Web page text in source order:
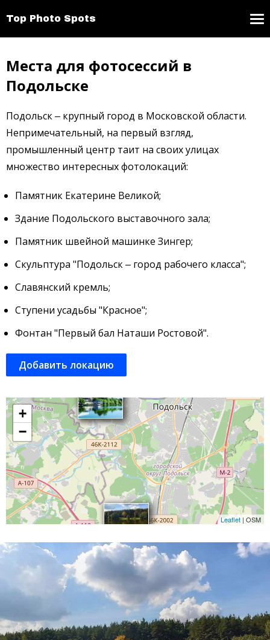
Top Photo Spots
Места для фотосессий в
Подольске
Подольск ‒ крупный город в Московской области.
Непримечательный, на первый взгляд,
промышленный центр таит на своих улицах
множество интересных фотолокаций:
Памятник Екатерине Великой;
Здание Подольского выставочного зала;
Памятник швейной машинке Зингер;
Скульптура "Подольск ‒ город рабочего класса";
Славянский кремль;
Ступени усадьбы "Красное";
Фонтан "Первый бал Наташи Ростовой".
Добавить локацию
+
−
Leaflet | OSM